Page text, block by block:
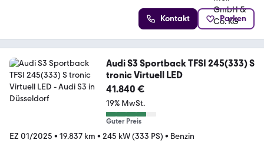
Kontakt Parken
Audi S3 Sportback TFSI 245(333) S
tronic Virtuell LED
41.840 €
19% MwSt.
Guter Preis
EZ 01/2025 • 19.837 km • 245 kW (333 PS) • Benzin